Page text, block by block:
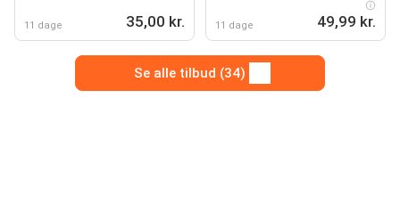
11 dage 35,00 kr. 11 dage 49,99 kr.
Se alle tilbud (34)